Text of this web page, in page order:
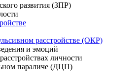
развития (ЗПР)
расстройстве (ОКР)
и эмоций
личности
параличе (ДЦП)